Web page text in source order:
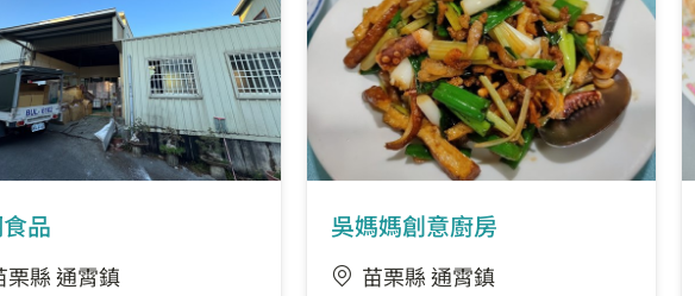
品
栗縣 通霄鎮
吳媽媽創意廚房
苗栗縣 通霄鎮